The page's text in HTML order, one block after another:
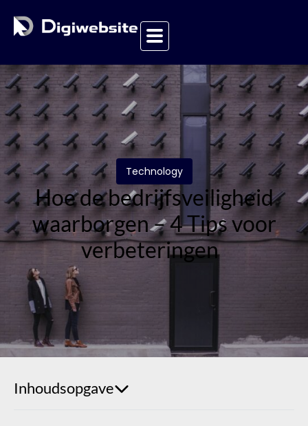
Technology
Hoe de bedrijfsveiligheid
waarborgen – 4 Tips voor
verbeteringen
Inhoudsopgave